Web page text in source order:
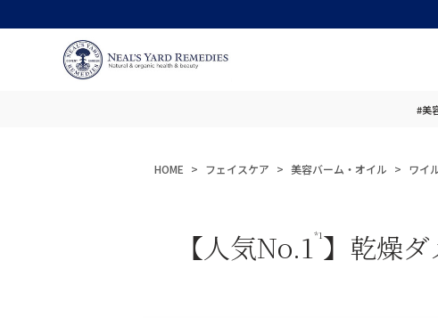
#美
HOME フェイスケア 美容バーム・オイル ワイ
【人気No.1*1 】乾燥